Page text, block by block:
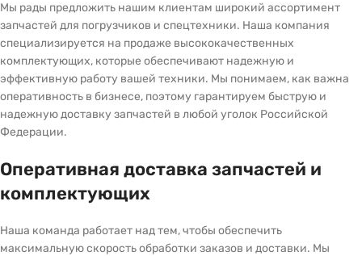
Мы рады предложить нашим клиентам широкий ассортимент
запчастей для погрузчиков и спецтехники. Наша компания
специализируется на продаже высококачественных
комплектующих, которые обеспечивают надежную и
эффективную работу вашей техники. Мы понимаем, как важна
оперативность в бизнесе, поэтому гарантируем быструю и
надежную доставку запчастей в любой уголок Российской
Федерации.
Оперативная доставка запчастей и
комплектующих
Наша команда работает над тем, чтобы обеспечить
максимальную скорость обработки заказов и доставки. Мы